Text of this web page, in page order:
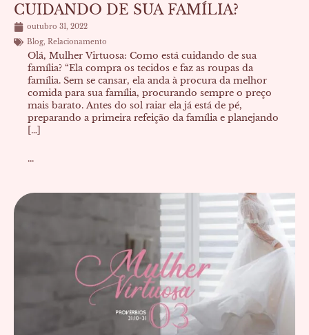
CUIDANDO DE SUA FAMÍLIA?
outubro 31, 2022
Blog, Relacionamento
Olá, Mulher Virtuosa: Como está cuidando de sua
família? “Ela compra os tecidos e faz as roupas da
família. Sem se cansar, ela anda à procura da melhor
comida para sua família, procurando sempre o preço
mais barato. Antes do sol raiar ela já está de pé,
preparando a primeira refeição da família e planejando
[…]
...